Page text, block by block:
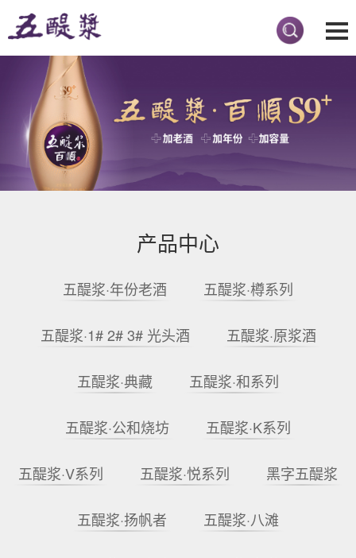
产品中心
五醍浆·年份老酒 五醍浆·樽系列
五醍浆·1# 2# 3# 光头酒 五醍浆·原浆酒
五醍浆·典藏 五醍浆·和系列
五醍浆·公和烧坊 五醍浆·K系列
五醍浆·V系列 五醍浆·悦系列 黑字五醍浆
五醍浆·扬帆者 五醍浆·八滩